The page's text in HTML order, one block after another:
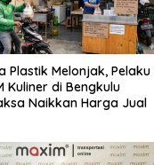
Plastik Melonjak, Pelaku
Kuliner di Bengkulu
Naikkan Harga Jual